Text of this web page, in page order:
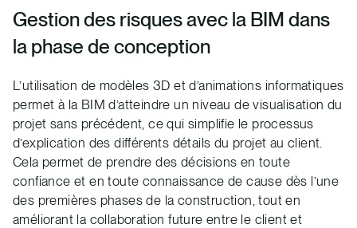
Gestion des risques avec la BIM dans
la phase de conception
L’utilisation de modèles 3D et d’animations informatiques
permet à la BIM d’atteindre un niveau de visualisation du
projet sans précédent, ce qui simplifie le processus
d’explication des différents détails du projet au client.
Cela permet de prendre des décisions en toute
confiance et en toute connaissance de cause dès l’une
des premières phases de la construction, tout en
améliorant la collaboration future entre le client et